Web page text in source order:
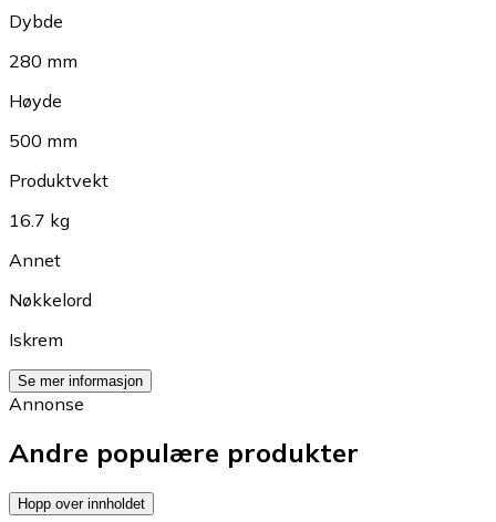
Dybde
280 mm
Høyde
500 mm
Produktvekt
16.7 kg
Annet
Nøkkelord
Iskrem
Se mer informasjon
Annonse
Andre populære produkter
Hopp over innholdet